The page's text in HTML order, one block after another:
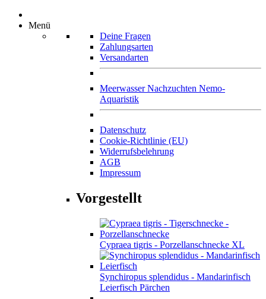
Menü
Deine Fragen
Zahlungsarten
Versandarten
Meerwasser Nachzuchten Nemo-
Aquaristik
Datenschutz
Cookie-Richtlinie (EU)
Widerrufsbelehrung
AGB
Impressum
Vorgestellt
Cypraea tigris - Porzellanschnecke XL
Synchiropus splendidus - Mandarinfisch
Leierfisch Pärchen